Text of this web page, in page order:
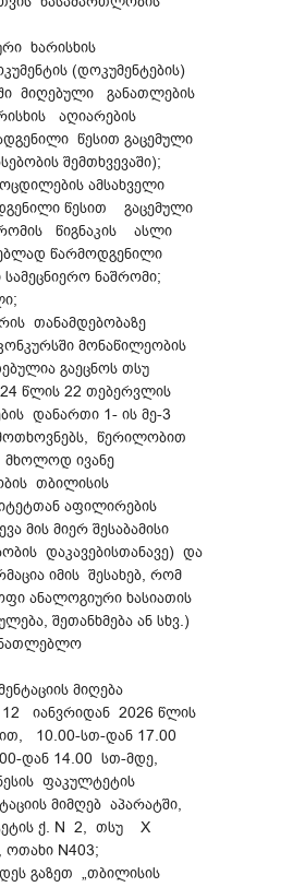
ხარისხის
(დოკუმენტების)
მიღებული განათლების
აღიარების
წესით გაცემული
შემთხვევაში);
ამსახველი
წესით გაცემული
წიგნაკის ასლი
წარმოდგენილი
ნაშრომი;
თანამდებობაზე
მონაწილეობის
გაეცნოს თსუ
წლის 22 თებერვლის
დანართი 1- ის მე-3
წერილობით
მხოლოდ ივანე
თბილისის
აფილირების
მის მიერ შესაბამისი
დაკავებისთანავე) და
იმის შესახებ, რომ
ანალოგიური ხასიათის
შეთანხმება ან სხვ.)
მიღება
12 იანვრიდან 2026 წლის
10.00-სთ-დან 17.00
დან 14.00 სთ-მდე,
ფაკულტეტის
მიმღებ აპარატში,
ქ. N 2, თსუ X
N403;
გაზეთ „თბილისის